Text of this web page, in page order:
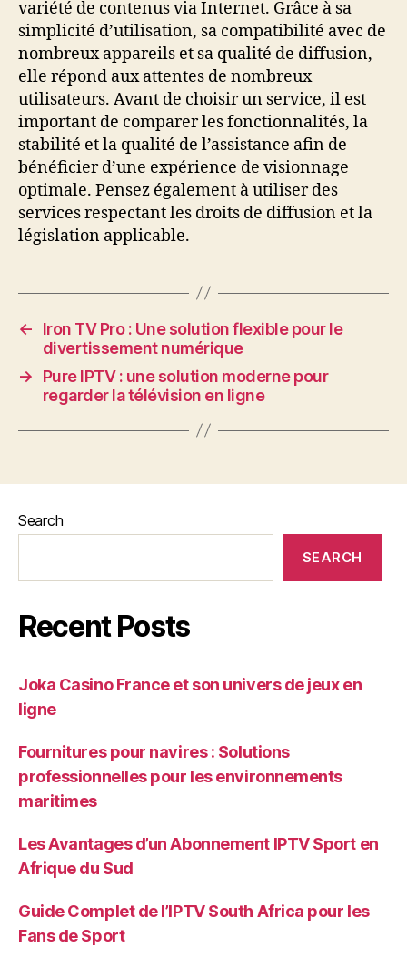
variété de contenus via Internet. Grâce à sa
simplicité d’utilisation, sa compatibilité avec de
nombreux appareils et sa qualité de diffusion,
elle répond aux attentes de nombreux
utilisateurs. Avant de choisir un service, il est
important de comparer les fonctionnalités, la
stabilité et la qualité de l’assistance afin de
bénéficier d’une expérience de visionnage
optimale. Pensez également à utiliser des
services respectant les droits de diffusion et la
législation applicable.
←
Iron TV Pro : Une solution flexible pour le
divertissement numérique
→
Pure IPTV : une solution moderne pour
regarder la télévision en ligne
Search
SEARCH
Recent Posts
Joka Casino France et son univers de jeux en
ligne
Fournitures pour navires : Solutions
professionnelles pour les environnements
maritimes
Les Avantages d’un Abonnement IPTV Sport en
Afrique du Sud
Guide Complet de l’IPTV South Africa pour les
Fans de Sport